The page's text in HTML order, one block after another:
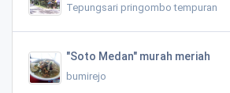
Tepungsari pringombo tempuran
"Soto Medan" murah meriah
bumirejo